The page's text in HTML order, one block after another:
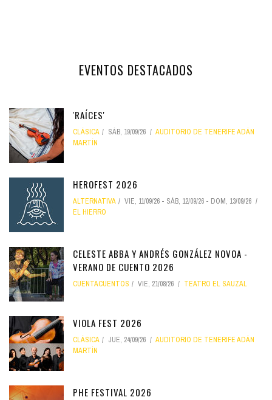
EVENTOS DESTACADOS
'RAÍCES'
CLÁSICA SÁB, 19/09/26
AUDITORIO DE TENERIFE ADÁN
MARTÍN
HEROFEST 2026
ALTERNATIVA VIE, 11/09/26 - SÁB, 12/09/26 - DOM, 13/09/26
EL HIERRO
CELESTE ABBA Y ANDRÉS GONZÁLEZ NOVOA -
VERANO DE CUENTO 2026
CUENTACUENTOS VIE, 21/08/26 TEATRO EL SAUZAL
VIOLA FEST 2026
CLÁSICA JUE, 24/09/26
AUDITORIO DE TENERIFE ADÁN
MARTÍN
PHE FESTIVAL 2026